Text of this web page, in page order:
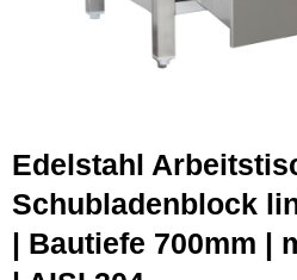
Edelstahl
Schubladenblock
| Bautiefe 700mm |